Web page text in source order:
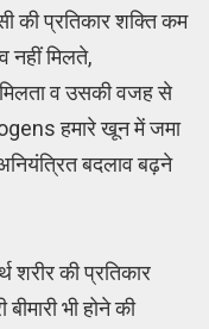
की प्रतिकार शक्ति कम
नहीं मिलते,
व उसकी वजह से
हमारे खून में जमा
बदलाव बढ़ने
शरीर की प्रतिकार
भी होने की